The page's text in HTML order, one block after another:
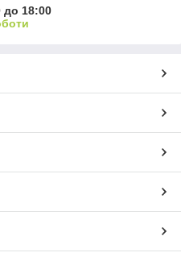
до 18:00